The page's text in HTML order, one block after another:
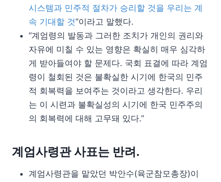
시스템과 민주적 절차가 승리할 것을 우리는 계
속 기대할 것”이라고 말했다.
“계엄령의 발동과 그러한 조치가 개인의 권리와
자유에 미칠 수 있는 영향은 확실히 매우 심각하
게 받아들여야 할 문제다. 국회 표결에 따라 계엄
령이 철회된 것은 불확실한 시기에 한국의 민주
적 회복력을 보여주는 것이라고 생각한다. 우리
는 이 시련과 불확실성의 시기에 한국 민주주의
의 회복력에 대해 고무돼 있다.”
계엄사령관 사표는 반려.
계엄사령관을 맡았던 박안수(육군참모총장)이